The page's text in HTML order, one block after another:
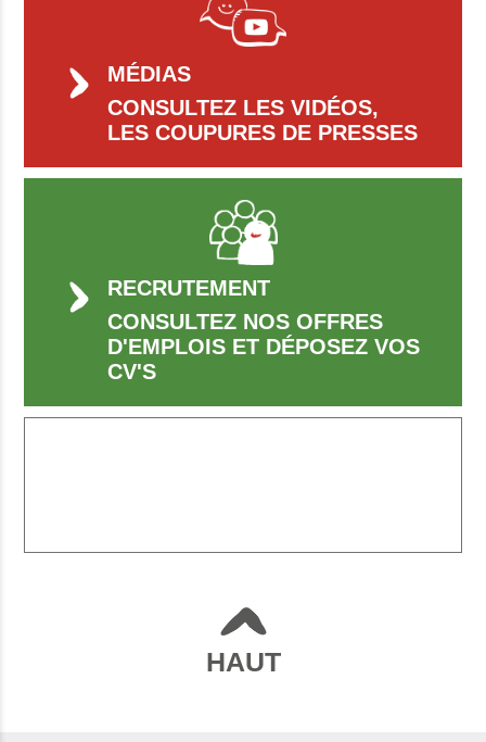
MÉDIAS
CONSULTEZ LES VIDÉOS,
LES COUPURES DE PRESSES
RECRUTEMENT
CONSULTEZ NOS OFFRES
D'EMPLOIS ET DÉPOSEZ VOS
CV'S
HAUT